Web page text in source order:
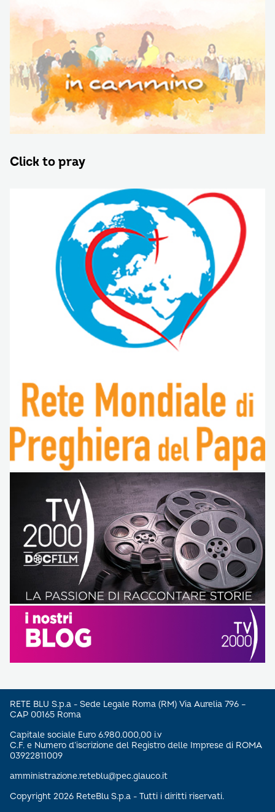
Click to pray
RETE BLU S.p.a - Sede Legale Roma (RM) Via Aurelia 796 –
CAP 00165 Roma
Capitale sociale Euro 6.980.000,00 i.v
C.F. e Numero d’iscrizione del Registro delle Imprese di ROMA
03922811009
amministrazione.reteblu@pec.glauco.it
Copyright 2026 ReteBlu S.p.a - Tutti i diritti riservati.